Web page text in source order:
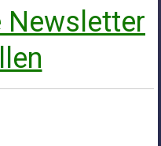
Newsletter